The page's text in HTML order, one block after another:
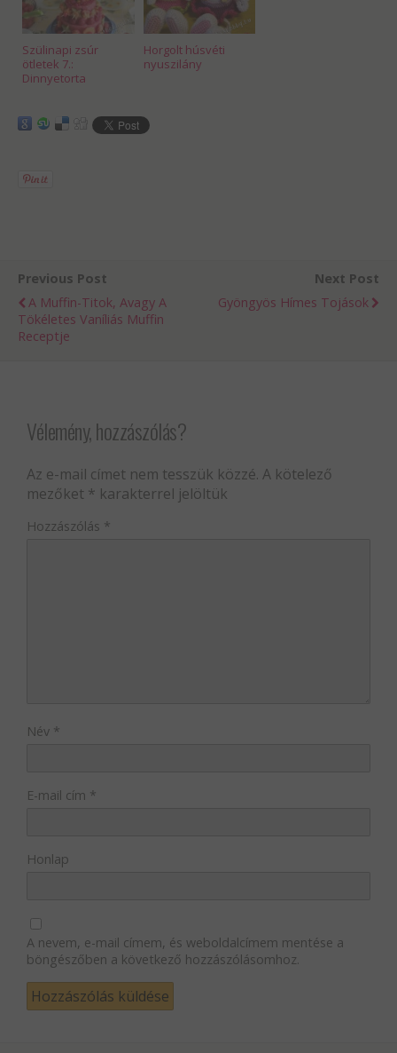
Szülinapi zsúr
ötletek 7.:
Dinnyetorta
Horgolt húsvéti
nyuszilány
Previous Post
A Muffin-Titok, Avagy A
Tökéletes Vaníliás Muffin
Receptje
Next Post
Gyöngyös Hímes Tojások
Vélemény, hozzászólás?
Az e-mail címet nem tesszük közzé. A kötelező
mezőket * karakterrel jelöltük
Hozzászólás *
Név *
E-mail cím *
Honlap
A nevem, e-mail címem, és weboldalcímem mentése a
böngészőben a következő hozzászólásomhoz.